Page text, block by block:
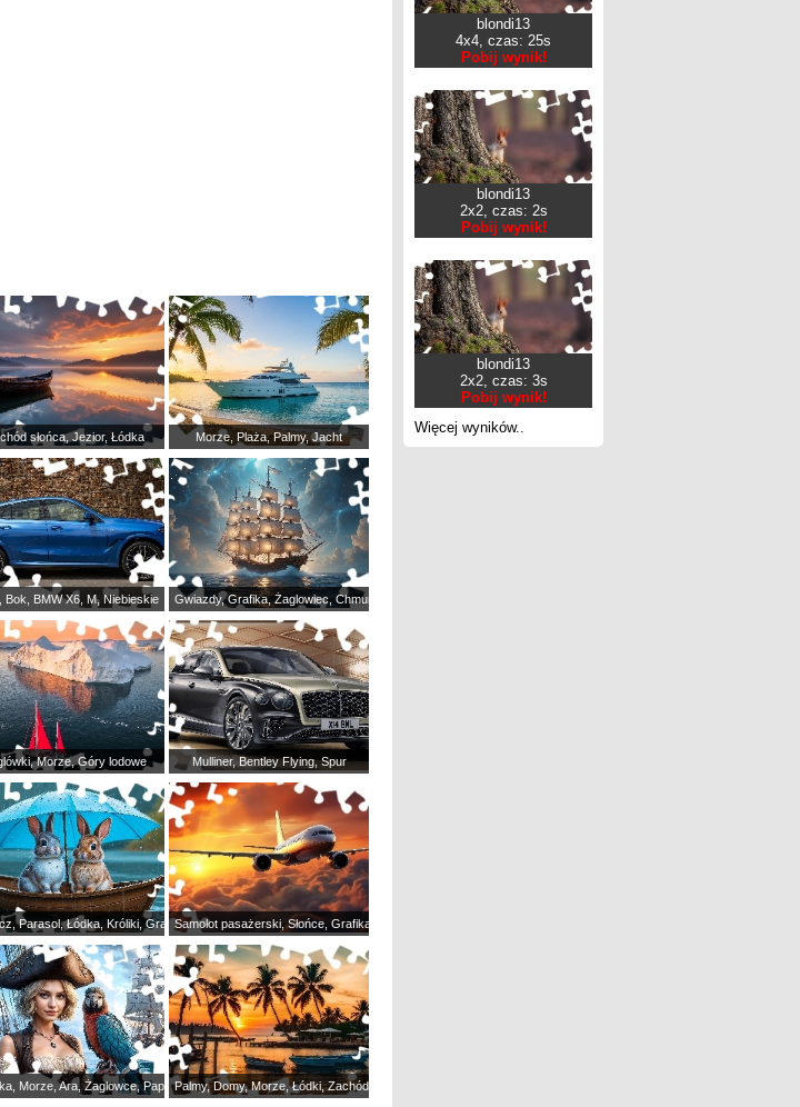
słońca, Jezior, Łódka Morze, Plaża, Palmy, Jacht
Bok, BMW X6, M, Niebieskie Gwiazdy, Grafika, Żaglowiec, Chmury, Morze
Morze, Góry lodowe Mulliner, Bentley Flying, Spur
Parasol, Łódka, Króliki, GrafikaSamolot pasażerski, Słońce, Grafika, Chmury
Morze, Ara, Żaglowce, Papuga, Pirat, Kobieta, Ptak
Palmy, Domy, Morze, Łódki, Zachód słońca
blondi13
4x4, czas: 25s
Pobij wynik!
blondi13
2x2, czas: 2s
Pobij wynik!
blondi13
2x2, czas: 3s
Pobij wynik!
Więcej wyników..